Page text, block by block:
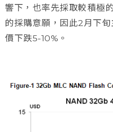
響下，也率先採取較積極
的採購意願，因此2月下
價下跌5-10%。